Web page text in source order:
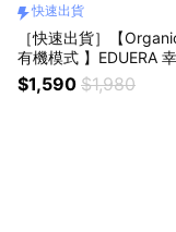
快速出貨
［快速出貨］【
有機模式 】EDUERA
洗護系列洗髮精(
$1,590 $1,980